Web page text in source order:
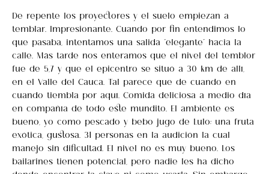
De repente los proyectores y el suelo empiezan a
temblar. Impresionante. Cuando por fin entendimos lo
que pasaba, intentamos una salida “elegante” hacia la
calle. Más tarde nos enteramos que el nivel del temblor
fue de 5,7 y que el epicentro se situó a 30 km de allí,
en el Valle del Cauca. Tal parece que de cuando en
cuando tiembla por aquí. Comida deliciosa a medio día
en compañía de todo este mundito. El ambiente es
bueno, yo como pescado y bebo jugo de Lulo; una fruta
exótica, gustosa. 31 personas en la audición la cual
manejo sin dificultad. El nivel no es muy bueno. Los
bailarines tienen potencial, pero nadie les ha dicho